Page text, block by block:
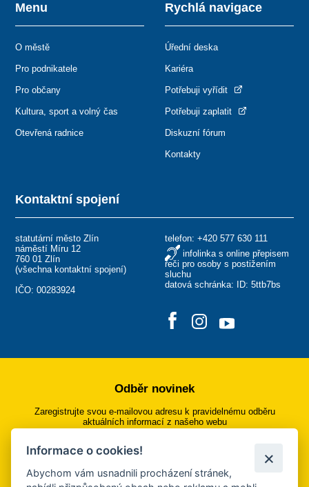
Kontaktní spojení
statutární město Zlín
náměstí Míru 12
760 01 Zlín
(všechna kontaktní spojení)
IČO: 00283924
telefon: +420 577 630 111
infolinka s online přepisem
řeči pro osoby s postižením
sluchu
datová schránka: ID: 5ttb7bs
Menu
O městě
Pro podnikatele
Pro občany
Kultura, sport a volný čas
Otevřená radnice
Rychlá navigace
Úřední deska
Kariéra
Potřebuji vyřídit
Potřebuji zaplatit
Diskuzní fórum
Kontakty
Odběr novinek
Zaregistrujte svou e-mailovou adresu k pravidelnému odběru
aktuálních informací z našeho webu
Přihlásit se k odběru
Informace o cookies!
Abychom vám usnadnili procházení stránek,